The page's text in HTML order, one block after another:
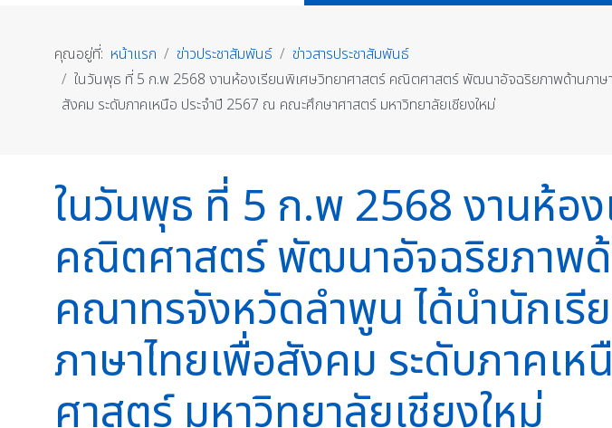
คุณอยู่ที่: หน้าแรก ข่าวประชาสัมพันธ์
ข่าวสารประชาสัมพันธ์
ในวันพุธ ที่ 5 ก.พ 2568 งานห้องเรียนพิเศษวิทยาศาสตร์ คณิตศาสตร์ พัฒนาอัจฉริยภาพด้านภาษา
สังคม ระดับภาคเหนือ ประจำปี 2567 ณ คณะศึกษาศาสตร์ มหาวิทยาลัยเชียงใหม่
ในวันพุธ ที่ 5 ก.พ 2568 งานห้อ
คณิตศาสตร์ พัฒนาอัจฉริยภาพด้
คณาทรจังหวัดลำพูน ได้นำนักเรี
ภาษาไทยเพื่อสังคม ระดับภาคเ
ศาสตร์ มหาวิทยาลัยเชียงใหม่